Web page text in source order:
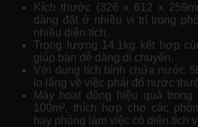
Kích thước (326 x 612 x
dàng đặt ở nhiều vị trí trong
nhiều diện tích.
Trọng lượng 14.1kg kết hợp
giúp bạn dễ dàng di chuyển.
Với dung tích bình chứa nước
lo lắng về việc phải đổ nước
Máy hoạt động hiệu quả
100m², thích hợp cho các
hay phòng làm việc có diện tích